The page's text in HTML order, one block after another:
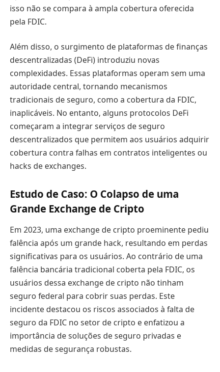
isso não se compara à ampla cobertura oferecida
pela FDIC.
Além disso, o surgimento de plataformas de finanças
descentralizadas (DeFi) introduziu novas
complexidades. Essas plataformas operam sem uma
autoridade central, tornando mecanismos
tradicionais de seguro, como a cobertura da FDIC,
inaplicáveis. No entanto, alguns protocolos DeFi
começaram a integrar serviços de seguro
descentralizados que permitem aos usuários adquirir
cobertura contra falhas em contratos inteligentes ou
hacks de exchanges.
Estudo de Caso: O Colapso de uma
Grande Exchange de Cripto
Em 2023, uma exchange de cripto proeminente pediu
falência após um grande hack, resultando em perdas
significativas para os usuários. Ao contrário de uma
falência bancária tradicional coberta pela FDIC, os
usuários dessa exchange de cripto não tinham
seguro federal para cobrir suas perdas. Este
incidente destacou os riscos associados à falta de
seguro da FDIC no setor de cripto e enfatizou a
importância de soluções de seguro privadas e
medidas de segurança robustas.